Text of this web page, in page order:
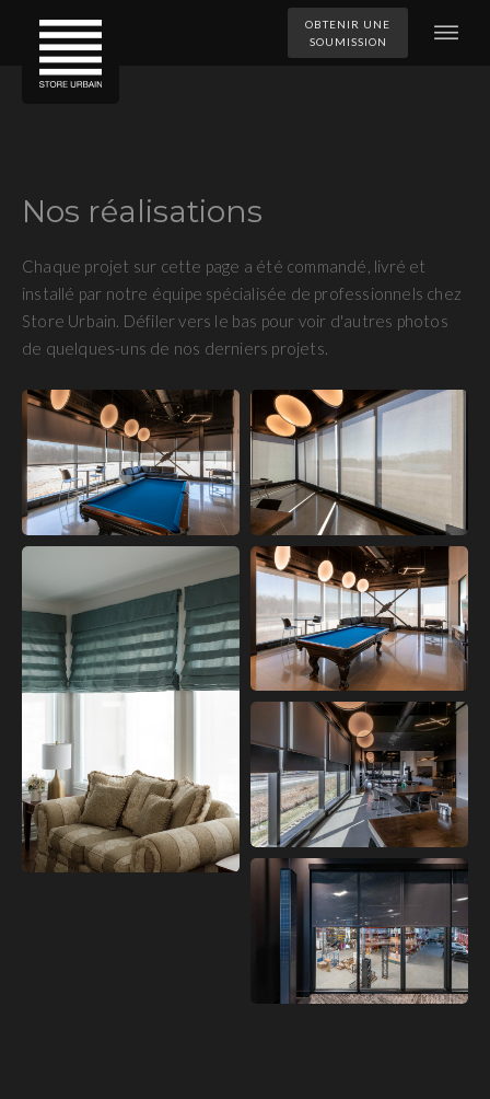
OBTENIR UNE
SOUMISSION
Nos réalisations
Chaque projet sur cette page a été commandé, livré et
installé par notre équipe spécialisée de professionnels chez
Store Urbain. Défiler vers le bas pour voir d'autres photos
de quelques-uns de nos derniers projets.
COMMERCIAL COMMERCIAL
CELLULAIRES &
ROMAIN/HONEYCOMB
& ROMAN
COMMERCIAL
COMMERCIAL
COMMERCIAL